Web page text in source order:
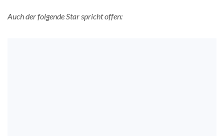
Auch der folgende Star spricht offen: